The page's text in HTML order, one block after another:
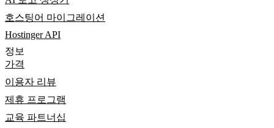
호스팅어 마이그레이션
Hostinger API
정보
가격
이용자 리뷰
제휴 프로그램
교육 파트너십